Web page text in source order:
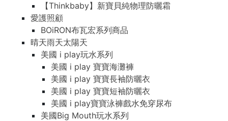
【Thinkbaby】新寶貝純物理防曬霜
愛護照顧
BOiRON布瓦宏系列商品
晴天雨天太陽天
美國 i play玩水系列
美國 i play 寶寶海灘褲
美國 i play 寶寶長袖防曬衣
美國 i play 寶寶短袖防曬衣
美國 i play寶寶泳褲戲水免穿尿布
美國Big Mouth玩水系列